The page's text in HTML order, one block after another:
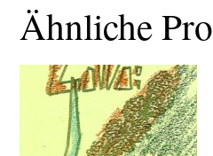
Ähnliche